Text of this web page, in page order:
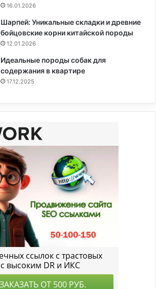
16.01.2026
Шарпей: Уникальные складки и древние
бойцовские корни китайской породы
12.01.2026
Идеальные породы собак для
содержания в квартире
17.12.2025